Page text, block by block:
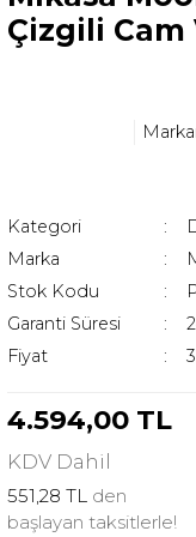
Çizgili Cam
Kategori
Marka
Stok Kodu
Garanti Süresi
Fiyat
4.594,00 TL
KDV Dahil
551,28 TL den
başlayan taksitlerle!